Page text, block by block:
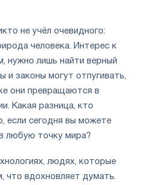
не учёл очевидного:
человека. Интерес к
нужно лишь найти верный
законы могут отпугивать,
они превращаются в
Какая разница, кто
если сегодня вы можете
любую точку мира?
людях, которые
что вдохновляет думать.